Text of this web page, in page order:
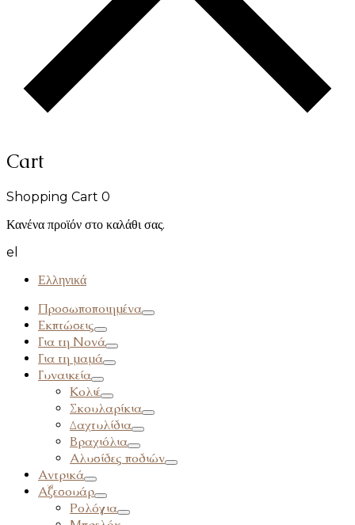
Cart
Shopping Cart 0
Κανένα προϊόν στο καλάθι σας.
el
Ελληνικά
Προσωποποιημένα
Εκπτώσεις
Για τη Νονά
Για τη μαμά
Γυναικεία
Κολιέ
Σκουλαρίκια
Δαχτυλίδια
Βραχιόλια
Αλυσίδες ποδιών
Αντρικά
Αξεσουάρ
Ρολόγια